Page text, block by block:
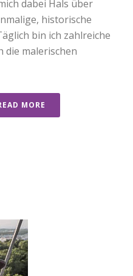
dabei Hals über
historische
bin ich zahlreiche
die malerischen
MORE